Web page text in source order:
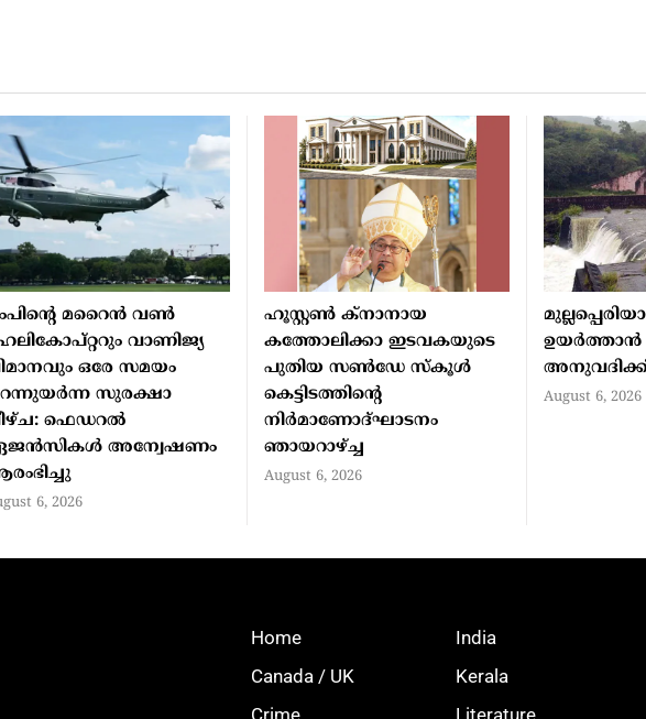
മറൈന്‍ വണ്‍
വാണിജ്യ
ഒരേ സമയം
സുരക്ഷാ
ഫെഡറല്‍
അന്വേഷണം
6, 2026
ഹൂസ്റ്റണ്‍ ക്നാനായ
കത്തോലിക്കാ ഇടവകയുടെ
പുതിയ സണ്‍ഡേ സ്‌കൂള്‍
കെട്ടിടത്തിന്റെ
നിര്‍മാണോദ്ഘാടനം
ഞായറാഴ്ച്ച
August 6, 2026
ഉയര്‍ത്താന്‍
August 6, 2026
Home
Canada / UK
India
Kerala